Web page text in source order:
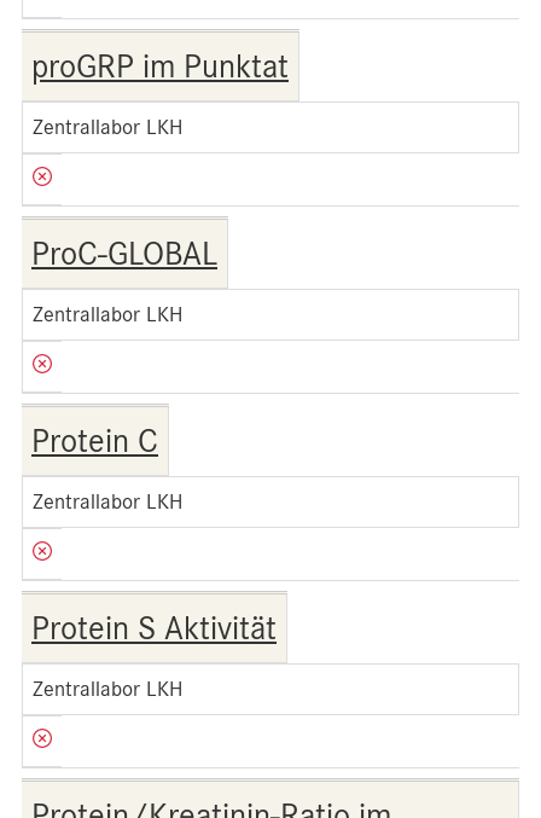
proGRP im Punktat
Zentrallabor LKH
ProC-GLOBAL
Zentrallabor LKH
Protein C
Zentrallabor LKH
Protein S Aktivität
Zentrallabor LKH